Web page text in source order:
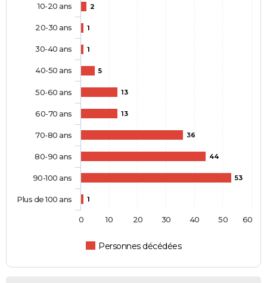
2
1
1
5
13
13
36
44
53
1
Personnes décédées
10-20 ans
20-30 ans
30-40 ans
40-50 ans
50-60 ans
60-70 ans
70-80 ans
80-90 ans
90-100 ans
Plus de 100 ans
0 10 20 30 40 50 60